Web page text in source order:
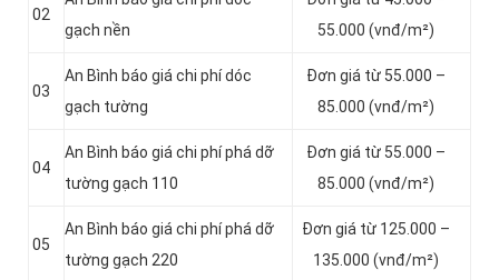
02
gạch nền
55.000 (vnđ/m²)
03
An Bình báo giá chi phí dóc
gạch tường
Đơn giá từ 55.000 –
85.000 (vnđ/m²)
04
An Bình báo giá chi phí phá dỡ
tường gạch 110
Đơn giá từ 55.000 –
85.000 (vnđ/m²)
05
An Bình báo giá chi phí phá dỡ
tường gạch 220
Đơn giá từ 125.000 –
135.000 (vnđ/m²)